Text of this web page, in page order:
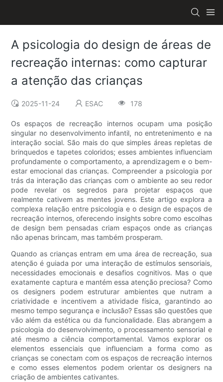
A psicologia do design de áreas de
recreação internas: como capturar
a atenção das crianças
2025-11-24 ESAC 178
Os espaços de recreação internos ocupam uma posição
singular no desenvolvimento infantil, no entretenimento e na
interação social. São mais do que simples áreas repletas de
brinquedos e tapetes coloridos; esses ambientes influenciam
profundamente o comportamento, a aprendizagem e o bem-
estar emocional das crianças. Compreender a psicologia por
trás da interação das crianças com o ambiente ao seu redor
pode revelar os segredos para projetar espaços que
realmente cativem as mentes jovens. Este artigo explora a
complexa relação entre psicologia e o design de espaços de
recreação internos, oferecendo insights sobre como escolhas
de design bem pensadas criam espaços onde as crianças
não apenas brincam, mas também prosperam.
Quando as crianças entram em uma área de recreação, sua
atenção é guiada por uma interação de estímulos sensoriais,
necessidades emocionais e desafios cognitivos. Mas o que
exatamente captura e mantém essa atenção preciosa? Como
os designers podem estruturar ambientes que nutram a
criatividade e incentivem a atividade física, garantindo ao
mesmo tempo segurança e inclusão? Essas são questões que
vão além da estética ou da funcionalidade. Elas abrangem a
psicologia do desenvolvimento, o processamento sensorial e
até mesmo a ciência comportamental. Vamos explorar os
elementos essenciais que influenciam a forma como as
crianças se conectam com os espaços de recreação internos
e como esses elementos podem orientar os designers na
criação de ambientes cativantes.